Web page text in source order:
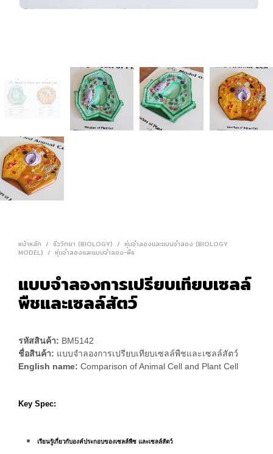
หน้าหลัก / ชีววิทยา (BIOLOGY) / หุ่นจำลองและแบบจำลอง (BIOLOGY
MODEL) / หุ่นจำลองและแบบจำลอง-พืช
แบบจำลองการเปรียบเทียบเซลล์
พืชและเซลล์สัตว์
รหัสสินค้า: BM5142
ชื่อสินค้า: แบบจำลองการเปรียบเทียบเซลล์พืชและเซลล์สัตว์
English name: Comparison of Animal Cell and Plant Cell
Key Spec:
เรียนรู้เกี่ยวกับองค์ประกอบของเซลล์พืช และเซลล์สัตว์